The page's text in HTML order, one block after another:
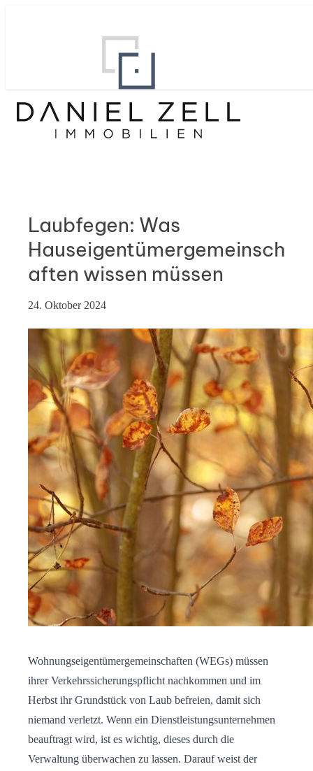
Laubfegen: Was
Hauseigentümergemeinsch
aften wissen müssen
24. Oktober 2024
Wohnungseigentümergemeinschaften (WEGs) müssen
ihrer Verkehrssicherungspflicht nachkommen und im
Herbst ihr Grundstück von Laub befreien, damit sich
niemand verletzt. Wenn ein Dienstleistungsunternehmen
beauftragt wird, ist es wichtig, dieses durch die
Verwaltung überwachen zu lassen. Darauf weist der